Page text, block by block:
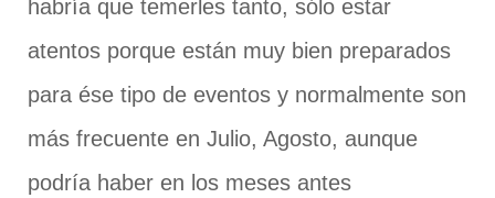
habría que temerles tanto, sólo estar
atentos porque están muy bien preparados
para ése tipo de eventos y normalmente son
más frecuente en Julio, Agosto, aunque
podría haber en los meses antes